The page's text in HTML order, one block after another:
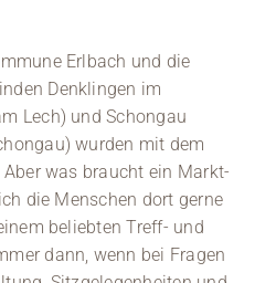
Erlbach und die
Denklingen im
Lech) und Schongau
wurden mit dem
was braucht ein Markt-
die Menschen dort gerne
beliebten Treff- und
dann, wenn bei Fragen